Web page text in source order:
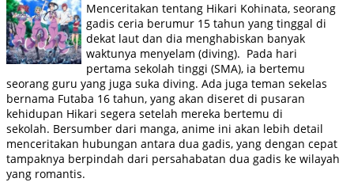
Menceritakan tentang Hikari Kohinata, seorang
gadis ceria berumur 15 tahun yang tinggal di
dekat laut dan dia menghabiskan banyak
waktunya menyelam (diving). Pada hari
pertama sekolah tinggi (SMA), ia bertemu
seorang guru yang juga suka diving. Ada juga teman sekelas
bernama Futaba 16 tahun, yang akan diseret di pusaran
kehidupan Hikari segera setelah mereka bertemu di
sekolah. Bersumber dari manga, anime ini akan lebih detail
menceritakan hubungan antara dua gadis, yang dengan cepat
tampaknya berpindah dari persahabatan dua gadis ke wilayah
yang romantis.